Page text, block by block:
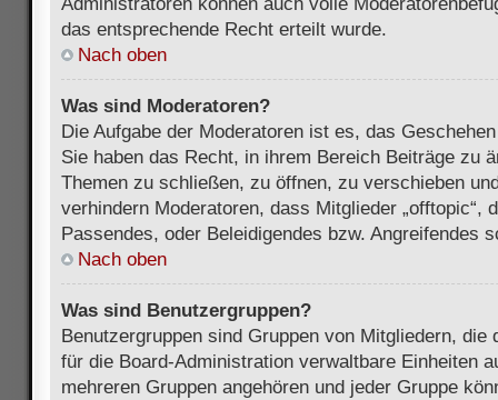
das entsprechende Recht erteilt wurde.
Nach oben
Was sind Moderatoren?
Die Aufgabe der Moderatoren ist es, das
Sie haben das Recht, in ihrem Bereich Beiträge zu
Themen zu schließen, zu öffnen, zu verschieben
verhindern Moderatoren, dass Mitglieder „offtopic“,
Passendes, oder Beleidigendes bzw. Angreifendes
Nach oben
Was sind Benutzergruppen?
Benutzergruppen sind Gruppen von Mitgliedern, die
für die Board-Administration verwaltbare Einheiten
mehreren Gruppen angehören und jeder Gruppe